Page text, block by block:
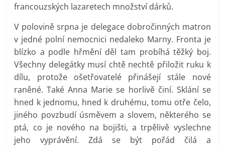
francouzských lazaretech množství dárků.
V polovině srpna je delegace dobročinných matron
v jedné polní nemocnici nedaleko Marny. Fronta je
blízko a podle hřmění děl tam probíhá těžký boj.
Všechny delegátky musí chtě nechtě přiložit ruku k
dílu, protože ošetřovatelé přinášejí stále nové
raněné. Také Anna Marie se horlivě činí. Sklání se
hned k jednomu, hned k druhému, tomu otře čelo,
jiného povzbudí úsměvem a slovem, některého se
ptá, co je nového na bojišti, a trpělivě vyslechne
jeho vyprávění. Zdá se být pořád čilá a